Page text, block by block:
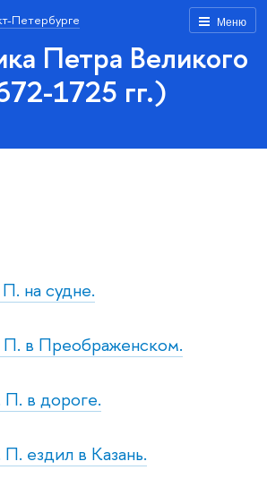
Меню
Петербурге
Петра Великого
1725 гг.)
на судне.
П. в Преображенском.
в дороге.
ездил в Казань.